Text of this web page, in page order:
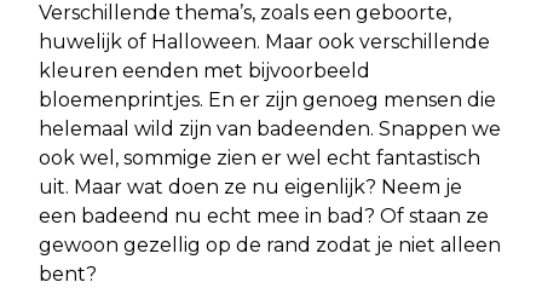
Verschillende thema’s, zoals een geboorte,
huwelijk of Halloween. Maar ook verschillende
kleuren eenden met bijvoorbeeld
bloemenprintjes. En er zijn genoeg mensen die
helemaal wild zijn van badeenden. Snappen we
ook wel, sommige zien er wel echt fantastisch
uit. Maar wat doen ze nu eigenlijk? Neem je
een badeend nu echt mee in bad? Of staan ze
gewoon gezellig op de rand zodat je niet alleen
bent?